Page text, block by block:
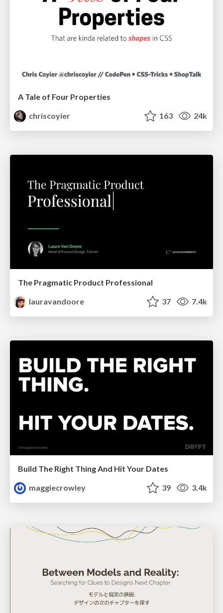
A Tale of Four Properties
chriscoyier
163 24k
The Pragmatic Product Professional
lauravandoore
37 7.4k
Build The Right Thing And Hit Your Dates
maggiecrowley
39 3.4k